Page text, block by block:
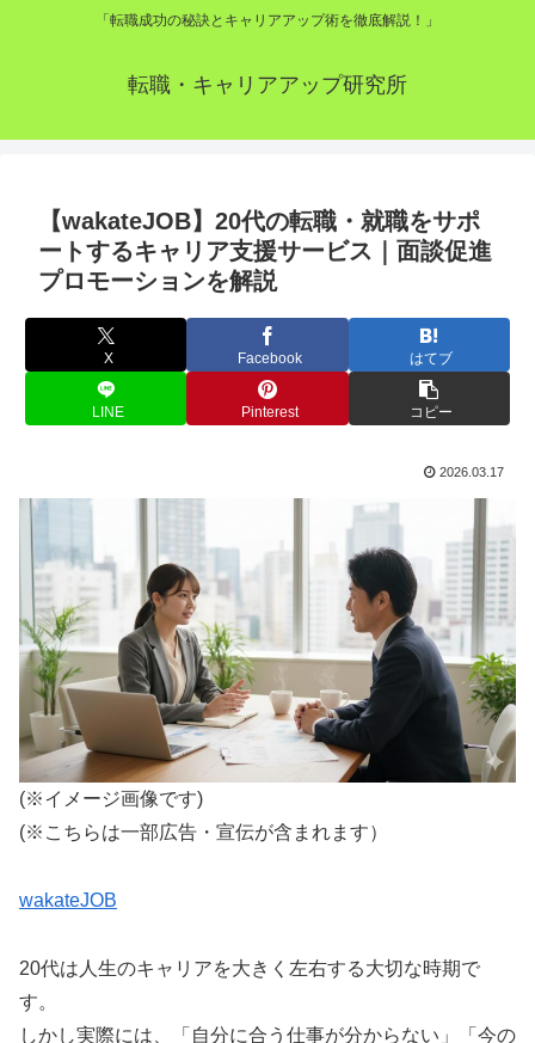
「転職成功の秘訣とキャリアアップ術を徹底解説！」
転職・キャリアアップ研究所
【wakateJOB】20代の転職・就職をサポ
ートするキャリア支援サービス｜面談促進
プロモーションを解説
X Facebook はてブ
LINE Pinterest コピー
2026.03.17
(※イメージ画像です)
(※こちらは一部広告・宣伝が含まれます）
wakateJOB
20代は人生のキャリアを大きく左右する大切な時期で
す。
しかし実際には、「自分に合う仕事が分からない」「今の